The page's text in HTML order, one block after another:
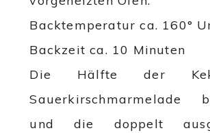
Backtemperatur ca. 160°
Backzeit ca. 10 Minuten
Die Hälfte der
Sauerkirschmarmelade
und die doppelt